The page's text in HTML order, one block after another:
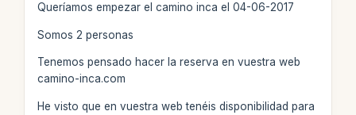
Queríamos empezar el camino inca el 04-06-2017
Somos 2 personas
Tenemos pensado hacer la reserva en vuestra web
camino-inca.com
He visto que en vuestra web tenéis disponibilidad para